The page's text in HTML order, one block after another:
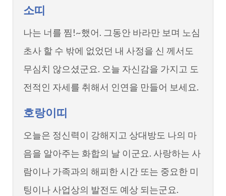
소띠
나는 너를 찜!~했어. 그동안 바라만 보며 노심
초사 할 수 밖에 없었던 내 사정을 신 께서도
무심치 않으셨군요. 오늘 자신감을 가지고 도
전적인 자세를 취해서 인연을 만들어 보세요.
호랑이띠
오늘은 정신력이 강해지고 상대방도 나의 마
음을 알아주는 화합의 날 이군요. 사랑하는 사
람이나 가족과의 해피한 시간 또는 중요한 미
팅이나 사업상의 발전도 예상 되는군요.